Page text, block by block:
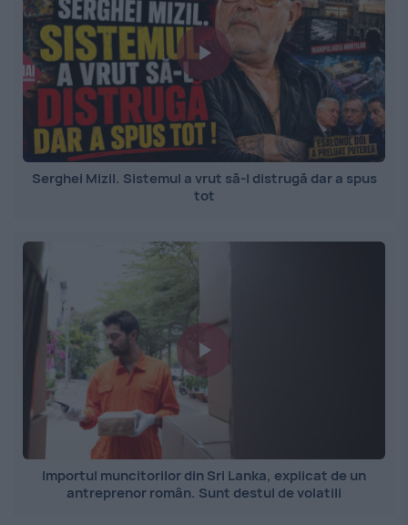
Serghei Mizil. Sistemul a vrut să-l distrugă dar a spus
tot
Importul muncitorilor din Sri Lanka, explicat de un
antreprenor român. Sunt destul de volatili